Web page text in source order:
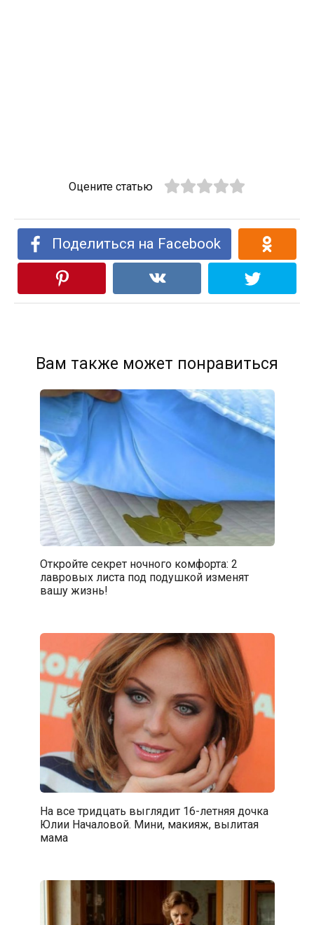
Оцените статью
Поделиться на Facebook
Вам также может понравиться
Откройте секрет ночного комфорта: 2
лавровых листа под подушкой изменят
вашу жизнь!
На все тридцать выглядит 16-летняя дочка
Юлии Началовой. Мини, макияж, вылитая
мама